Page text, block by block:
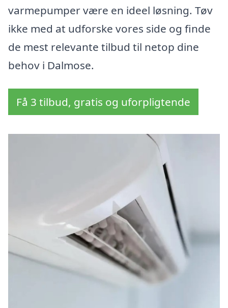
varmepumper være en ideel løsning. Tøv
ikke med at udforske vores side og finde
de mest relevante tilbud til netop dine
behov i Dalmose.
Få 3 tilbud, gratis og uforpligtende